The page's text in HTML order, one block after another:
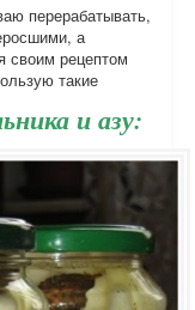
перерабатывать,
а
своим рецептом
такие
и азу: